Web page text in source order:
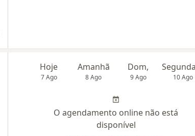
Hoje
7 Ago
Amanhã
8 Ago
Dom,
9 Ago 10 Ago
O agendamento online não está
disponível